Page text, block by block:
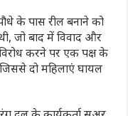
के पास रील बनाने को
जो बाद में विवाद और
करने पर एक पक्ष के
दो महिलाएं घायल